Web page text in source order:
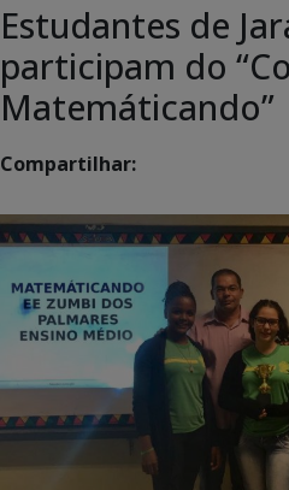
Estudantes de
participam do
Matemáticando”
Compartilhar: